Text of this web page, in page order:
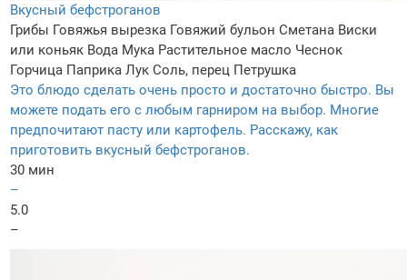
Вкусный бефстроганов
Грибы Говяжья вырезка Говяжий бульон Сметана Виски
или коньяк Вода Мука Растительное масло Чеснок
Горчица Паприка Лук Соль, перец Петрушка
Это блюдо сделать очень просто и достаточно быстро. Вы
можете подать его с любым гарниром на выбор. Многие
предпочитают пасту или картофель. Расскажу, как
приготовить вкусный бефстроганов.
30 мин
–
5.0
–